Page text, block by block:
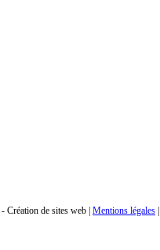
- Création de sites web | Mentions légales |